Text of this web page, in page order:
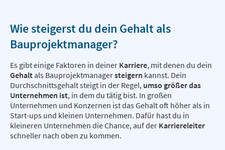
Wie steigerst du dein Gehalt als
Bauprojektmanager?
Es gibt einige Faktoren in deiner Karriere, mit denen du dein
Gehaltals Bauprojektmanagersteigern kannst. Dein
Durchschnittsgehalt steigt in der Regel, umso größer das
Unternehmen ist, in dem du tätig bist. In großen
Unternehmen und Konzernen ist das Gehalt oft höher als in
Start-ups und kleinen Unternehmen. Dafür hast du in
kleineren Unternehmen die Chance, auf der Karriereleiter
schneller nach oben zu kommen.